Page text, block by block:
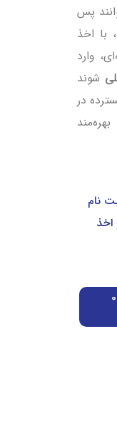
پس
با اخذ
وارد
شوند
در
نام
اخذ